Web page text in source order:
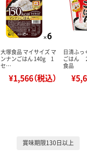
大塚食品 マイサイズ マ
ンナンごはん 140g 1
セ…
¥1,566（税込）
日清ふ
ごはん
食品
賞味期限130日以上